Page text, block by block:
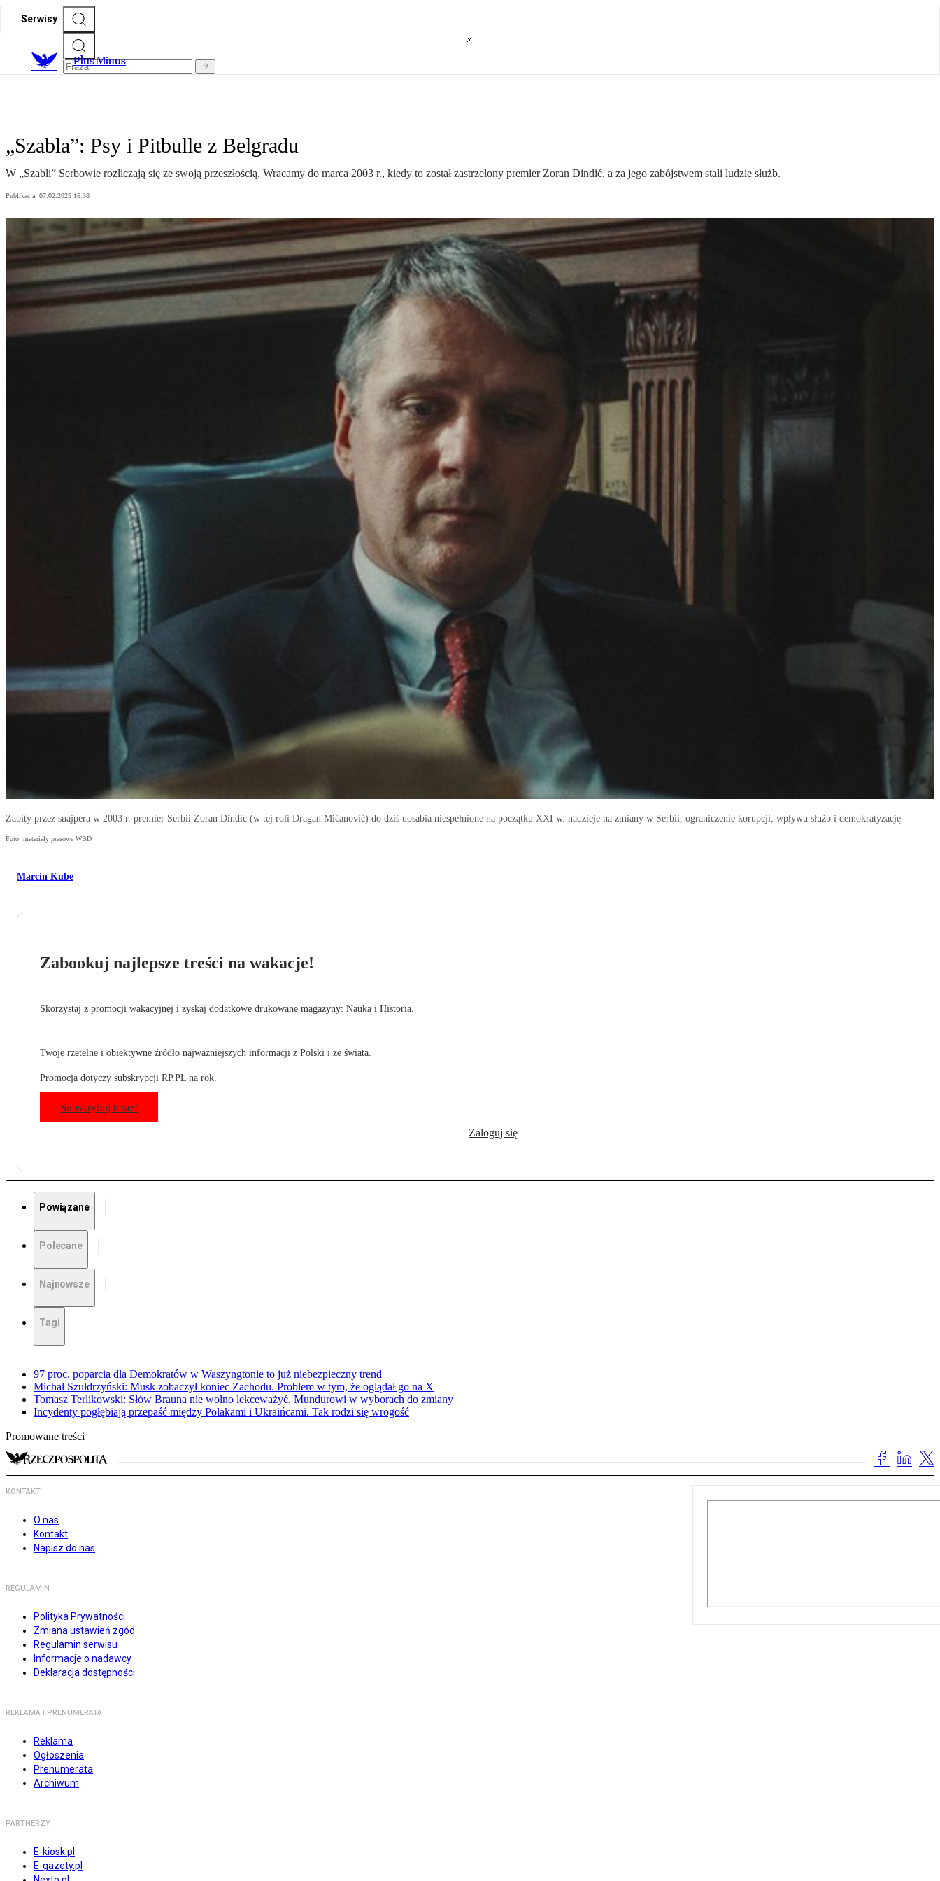
Serwisy
Plus Minus
„Szabla”: Psy i Pitbulle z Belgradu
W „Szabli” Serbowie rozliczają się ze swoją przeszłością. Wracamy do marca 2003 r., kiedy to został zastrzelony premier Zoran Dindić, a za jego zabójstwem stali ludzie służb.
Publikacja: 07.02.2025 16:38
Zabity przez snajpera w 2003 r. premier Serbii Zoran Dindić (w tej roli Dragan Mićanović) do dziś uosabia niespełnione na początku XXI w. nadzieje na zmiany w Serbii, ograniczenie korupcji, wpływu służb i demokratyzację
Foto: materiały prasowe WBD
Marcin Kube
Zabookuj najlepsze treści na wakacje!
Skorzystaj z promocji wakacyjnej i zyskaj dodatkowe drukowane magazyny: Nauka i Historia.
Twoje rzetelne i obiektywne źródło najważniejszych informacji z Polski i ze świata.
Promocja dotyczy subskrypcji RP.PL na rok.
Subskrybuj teraz!
Zaloguj się
Powiązane
Polecane
Najnowsze
Tagi
97 proc. poparcia dla Demokratów w Waszyngtonie to już niebezpieczny trend
Michał Szułdrzyński: Musk zobaczył koniec Zachodu. Problem w tym, że oglądał go na X
Tomasz Terlikowski: Słów Brauna nie wolno lekceważyć. Mundurowi w wyborach do zmiany
Incydenty pogłębiają przepaść między Polakami i Ukraińcami. Tak rodzi się wrogość
Promowane treści
KONTAKT
O nas
Kontakt
Napisz do nas
REGULAMIN
Polityka Prywatności
Zmiana ustawień zgód
Regulamin serwisu
Informacje o nadawcy
Deklaracja dostępności
REKLAMA I PRENUMERATA
Reklama
Ogłoszenia
Prenumerata
Archiwum
PARTNERZY
E-kiosk.pl
E-gazety.pl